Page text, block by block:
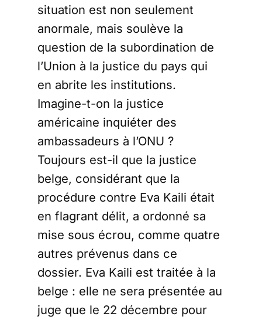
situation est non seulement
anormale, mais soulève la
question de la subordination de
l’Union à la justice du pays qui
en abrite les institutions.
Imagine-t-on la justice
américaine inquiéter des
ambassadeurs à l’ONU ?
Toujours est-il que la justice
belge, considérant que la
procédure contre Eva Kaili était
en flagrant délit, a ordonné sa
mise sous écrou, comme quatre
autres prévenus dans ce
dossier. Eva Kaili est traitée à la
belge : elle ne sera présentée au
juge que le 22 décembre pour